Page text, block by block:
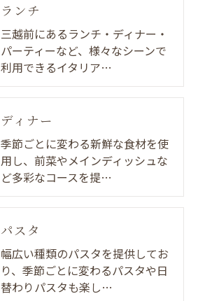
ランチ
三越前にあるランチ・ディナー・
パーティーなど、様々なシーンで
利用できるイタリア…
ディナー
季節ごとに変わる新鮮な食材を使
用し、前菜やメインディッシュな
ど多彩なコースを提…
パスタ
幅広い種類のパスタを提供してお
り、季節ごとに変わるパスタや日
替わりパスタも楽し…